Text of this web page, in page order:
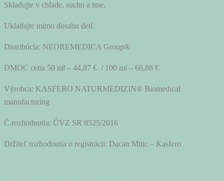
Skladujte v chlade, suchu a tme.
Ukladajte mimo dosahu detí.
Distribúcia: NEOREMEDICA Group®
DMOC cena 50 ml – 44,87 € / 100 ml – 68,88 €
Výrobca: KASFERO NATURMEDIZIN® Biomedical
manufacturing
Č.rozhodnutia: ÚVZ SR 8525/2016
Držiteľ rozhodnutia o registrácii: Dacan Mitic – Kasfero